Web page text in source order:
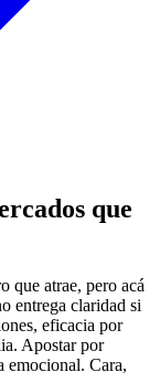
que
que atrae, pero acá
entrega claridad si
eficacia por
Apostar por
emocional. Cara,